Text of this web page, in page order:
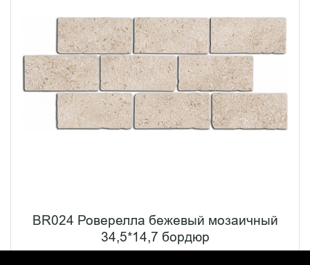
BR024 Роверелла бежевый мозаичный
34,5*14,7 бордюр